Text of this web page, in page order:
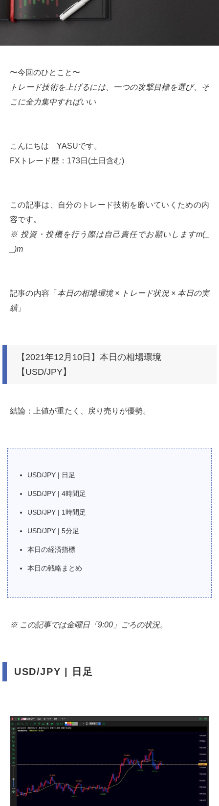
〜今回のひとこと〜
トレード技術を上げるには、一つの攻撃目標を選び、そ
こに全力集中すればいい
こんにちは YASUです。
FXトレード歴：173日(土日含む)
この記事は、自分のトレード技術を磨いていくための内
容です。
※ 投資・投機を行う際は自己責任でお願いしますm(_
_)m
記事の内容「 本日の相場環境 × トレード状況 × 本日の実
績」
【2021年12月10日】本日の相場環境
【USD/JPY】
結論：上値が重たく、戻り売りが優勢。
USD/JPY | 日足
USD/JPY | 4時間足
USD/JPY | 1時間足
USD/JPY | 5分足
本日の経済指標
本日の戦略まとめ
※ この記事では金曜日「9:00」ごろの状況。
USD/JPY | 日足